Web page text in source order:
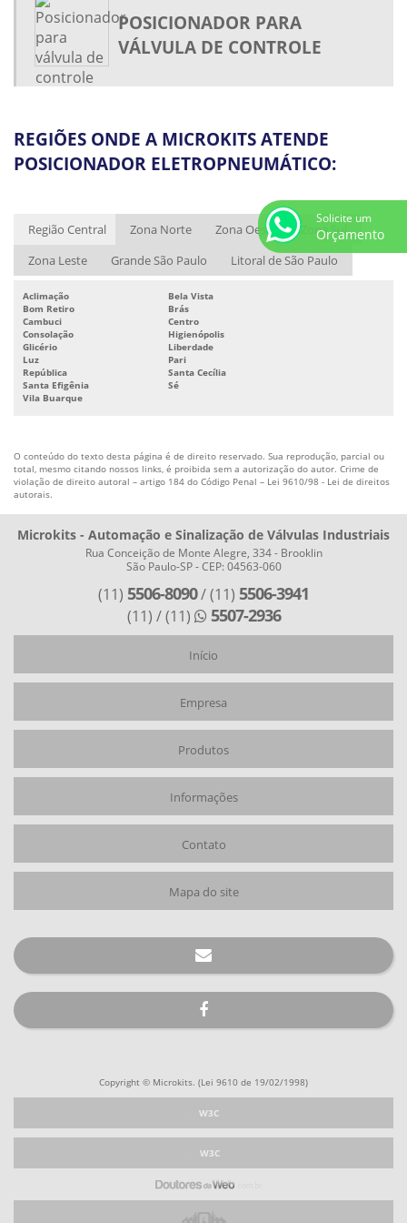
VÁLVULA AUTOMATIZADA
VÁLVULA BORBOLETA COM ATUADOR PNEUMÁTICO
VÁLVULA DE CONTROLE COM ATUADOR PNEUMÁTICO
VÁLVULA SOLENÓIDE NAMUR
VÁLVULA SOLENÓIDE PNEUMÁTICA
ATUADOR ELÉTRICO 24V
ATUADOR ELÉTRICO 220V
ATUADOR ELÉTRICO ROTATIVO
ATUADOR ELÉTRICO ROTATIVO PREÇO
ATUADOR PNEUMÁTICO
ATUADOR PNEUMÁTICO RETORNO POR MOLA
EMPRESA DE ATUADORES PNEUMÁTICOS
FABRICANTES DE ATUADORES PNEUMÁTICOS
MONITORAMENTO DE VÁLVULA
POSICIONADOR ELETROPNEUMÁTICO LINEAR
POSICIONADOR ELETROPNEUMÁTICO ROTATIVO
POSICIONADOR PNEUMÁTICO COMPRAR
POSICIONADOR PARA
VÁLVULA DE CONTROLE
REGIÕES ONDE A MICROKITS ATENDE
POSICIONADOR ELETROPNEUMÁTICO:
Região Central Zona Norte Zona Oeste
Zona Sul
Zona Leste
Grande São Paulo Litoral de São Paulo
Aclimação
Bela Vista
Bom Retiro
Brás
Cambuci
Centro
Consolação
Higienópolis
Glicério
Liberdade
Luz
Pari
República
Santa Cecília
Santa Efigênia
Sé
Vila Buarque
O conteúdo do texto desta página é de direito reservado. Sua reprodução, parcial ou
total, mesmo citando nossos links, é proibida sem a autorização do autor. Crime de
violação de direito autoral – artigo 184 do Código Penal – Lei 9610/98 - Lei de direitos
autorais.
Microkits - Automação e Sinalização de Válvulas Industriais
Rua Conceição de Monte Alegre, 334 - Brooklin
São Paulo-SP - CEP: 04563-060
(11) 5506-8090/ (11) 5506-3941
(11) / (11) 5507-2936
Início
Empresa
Produtos
Informações
Contato
Mapa do site
Copyright © Microkits. (Lei 9610 de 19/02/1998)
W3C
W3C
Solicite um
Orçamento